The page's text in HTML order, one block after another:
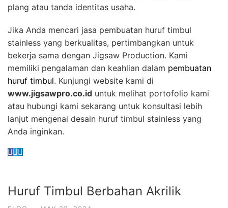
plang atau tanda identitas usaha.
Jika Anda mencari jasa pembuatan huruf timbul
stainless yang berkualitas, pertimbangkan untuk
bekerja sama dengan Jigsaw Production. Kami
memiliki pengalaman dan keahlian dalam pembuatan
huruf timbul. Kunjungi website kami di
www.jigsawpro.co.id untuk melihat portofolio kami
atau hubungi kami sekarang untuk konsultasi lebih
lanjut mengenai desain huruf timbul stainless yang
Anda inginkan.
Huruf Timbul Berbahan Akrilik